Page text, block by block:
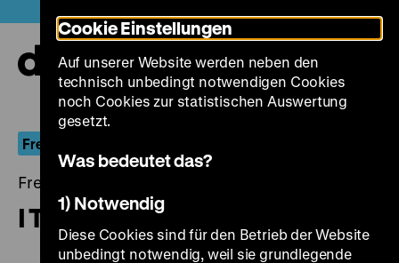
zum
Seiteninhalt
springen
Fremder Star
Freitag, 16. August 2019, 21.00 - 00.00 Uhr
I Take This Woman
Cookie Einstellungen
Auf unserer Website werden neben den
technisch unbedingt notwendigen Cookies
noch Cookies zur statistischen Auswertung
gesetzt.
Was bedeutet das?
1) Notwendig
Diese Cookies sind für den Betrieb der Website
unbedingt notwendig, weil sie grundlegende